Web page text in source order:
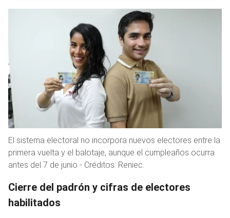
El sistema electoral no incorpora nuevos electores entre la
primera vuelta y el balotaje, aunque el cumpleaños ocurra
antes del 7 de junio - Créditos: Reniec.
Cierre del padrón y cifras de electores
habilitados